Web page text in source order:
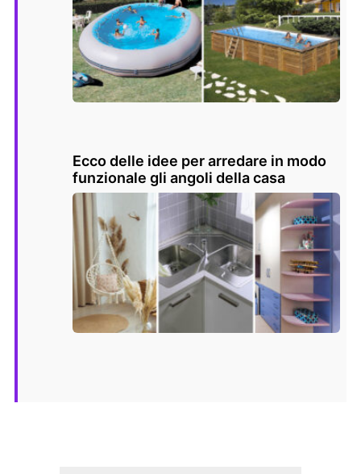
Ecco delle idee per arredare in modo
funzionale gli angoli della casa